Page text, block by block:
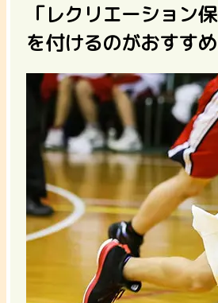
「レクリエーション
を付けるのがおすすめ